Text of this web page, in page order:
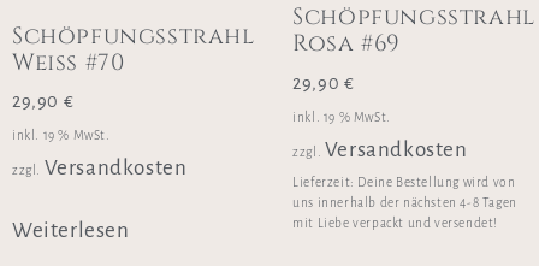
Schöpfungsstrahl
Weiss #70
29,90 €
inkl. 19 % MwSt.
zzgl. Versandkosten
Weiterlesen
Schöpfungsstrahl
Rosa #69
29,90 €
inkl. 19 % MwSt.
zzgl. Versandkosten
Lieferzeit: Deine Bestellung wird von
uns innerhalb der nächsten 4-8 Tagen
mit Liebe verpackt und versendet!